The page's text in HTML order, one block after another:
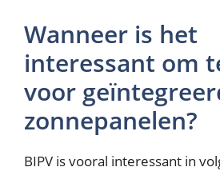
Wanneer is het
interessant om
voor
zonnepanelen?
BIPV is vooral interessant in